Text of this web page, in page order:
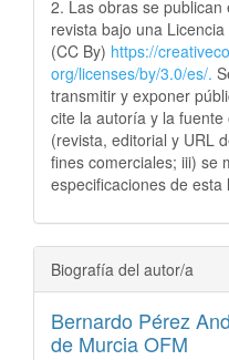
2. Las obras se
revista bajo una
(CC By) https://
org/licenses/by/3.0/es/.
transmitir y exponer
cite la autoría y la
(revista, editorial y URL
fines comerciales; iii) se
especificaciones de esta
Biografía del autor/a
Bernardo Pérez
de Murcia OFM